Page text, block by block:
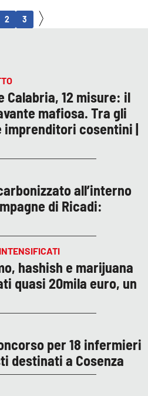
2 3
Calabria, 12 misure: il
mafiosa. Tra gli
imprenditori cosentini |
all’interno
di Ricadi:
hashish e marijuana
quasi 20mila euro, un
per 18 infermieri
destinati a Cosenza